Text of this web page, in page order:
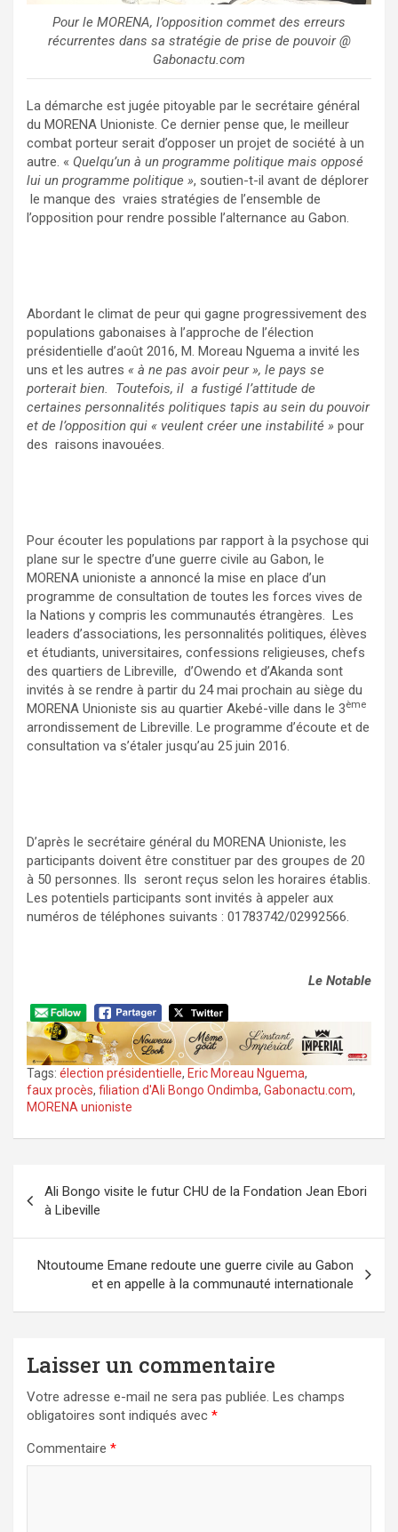
Pour le MORENA, l’opposition commet des erreurs
récurrentes dans sa stratégie de prise de pouvoir @
Gabonactu.com
La démarche est jugée pitoyable par le secrétaire général
du MORENA Unioniste. Ce dernier pense que, le meilleur
combat porteur serait d’opposer un projet de société à un
autre. « Quelqu’un à un programme politique mais opposé
lui un programme politique », soutien-t-il avant de déplorer
le manque des vraies stratégies de l’ensemble de
l’opposition pour rendre possible l’alternance au Gabon.
Abordant le climat de peur qui gagne progressivement des
populations gabonaises à l’approche de l’élection
présidentielle d’août 2016, M. Moreau Nguema a invité les
uns et les autres « à ne pas avoir peur », le pays se
porterait bien. Toutefois, il a fustigé l’attitude de
certaines personnalités politiques tapis au sein du pouvoir
et de l’opposition qui « veulent créer une instabilité » pour
des raisons inavouées.
Pour écouter les populations par rapport à la psychose qui
plane sur le spectre d’une guerre civile au Gabon, le
MORENA unioniste a annoncé la mise en place d’un
programme de consultation de toutes les forces vives de
la Nations y compris les communautés étrangères. Les
leaders d’associations, les personnalités politiques, élèves
et étudiants, universitaires, confessions religieuses, chefs
des quartiers de Libreville, d’Owendo et d’Akanda sont
invités à se rendre à partir du 24 mai prochain au siège du
MORENA Unioniste sis au quartier Akebé-ville dans le 3ème
arrondissement de Libreville. Le programme d’écoute et de
consultation va s’étaler jusqu’au 25 juin 2016.
D’après le secrétaire général du MORENA Unioniste, les
participants doivent être constituer par des groupes de 20
à 50 personnes. Ils seront reçus selon les horaires établis.
Les potentiels participants sont invités à appeler aux
numéros de téléphones suivants : 01783742/02992566.
Le Notable
Tags: élection présidentielle, Eric Moreau Nguema,
faux procès, filiation d'Ali Bongo Ondimba, Gabonactu.com,
MORENA unioniste
de
l’article
Ali Bongo visite le futur CHU de la Fondation Jean Ebori
à Libeville
Ntoutoume Emane redoute une guerre civile au Gabon
et en appelle à la communauté internationale
Laisser un commentaire
Votre adresse e-mail ne sera pas publiée. Les champs
obligatoires sont indiqués avec *
Commentaire *